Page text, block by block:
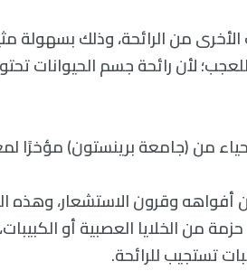
من الرائحة، وذلك بسهولة
لأن رائحة جسم الحيوانات
من (جامعة برينستون) مؤخرًا
وقرون الاستشعار،
من الخلايا العصبية أو
تستجيب للرائحة.